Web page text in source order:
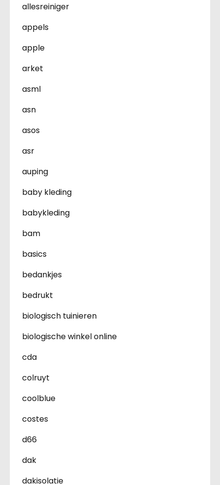
allesreiniger
appels
apple
arket
asml
asn
asos
asr
auping
baby kleding
babykleding
bam
basics
bedankjes
bedrukt
biologisch tuinieren
biologische winkel online
cda
colruyt
coolblue
costes
d66
dak
dakisolatie